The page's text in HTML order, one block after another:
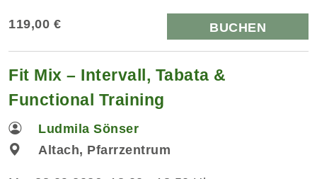
119,00 € BUCHEN
Fit Mix – Intervall, Tabata &
Functional Training
Ludmila Sönser
Altach, Pfarrzentrum